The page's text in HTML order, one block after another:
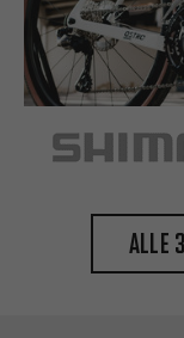
Alle